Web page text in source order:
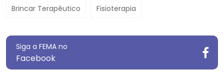
Brincar Terapêutico Fisioterapia
Siga a FEMA no
Facebook